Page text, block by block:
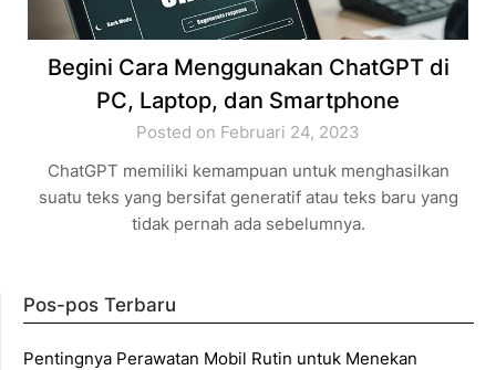
Begini Cara Menggunakan ChatGPT di
PC, Laptop, dan Smartphone
Posted on Februari 24, 2023
ChatGPT memiliki kemampuan untuk menghasilkan
suatu teks yang bersifat generatif atau teks baru yang
tidak pernah ada sebelumnya.
Pos-pos Terbaru
Pentingnya Perawatan Mobil Rutin untuk Menekan